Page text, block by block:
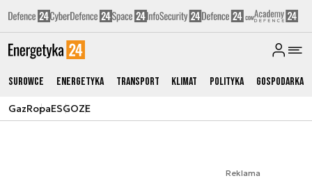
Surowce Energetyka Transport Klimat Polityka Gospodarka
GazRopaESGOZE
Reklama